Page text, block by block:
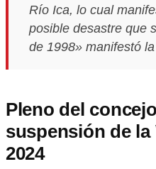
Río Ica, lo cual
posible desastre que
de 1998» manifestó
Pleno del
suspensión de la
2024